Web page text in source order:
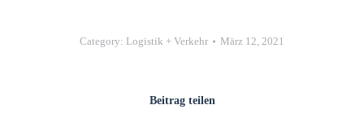
Category: Logistik + Verkehr März 12, 2021
Beitrag teilen